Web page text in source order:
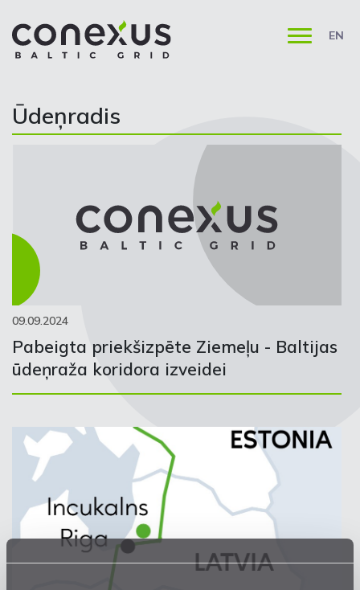
EN
Ūdeņradis
09.09.2024
Pabeigta priekšizpēte Ziemeļu - Baltijas
ūdeņraža koridora izveidei